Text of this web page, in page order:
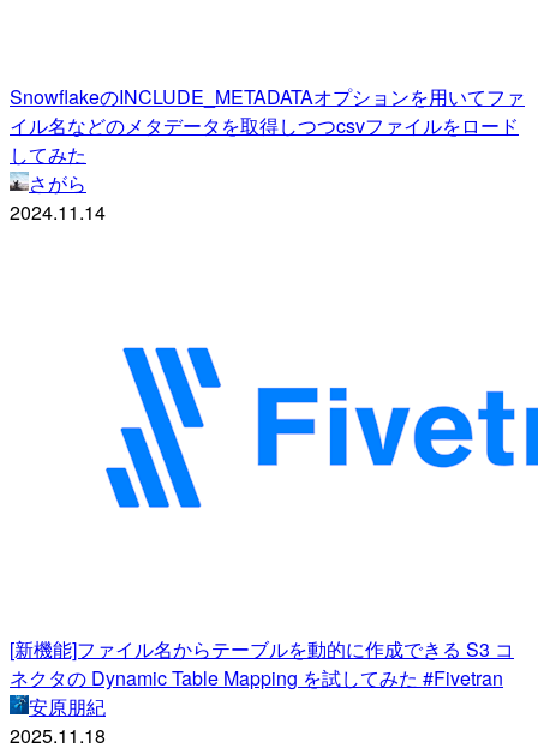
SnowflakeのINCLUDE_METADATAオプションを用いてファ
イル名などのメタデータを取得しつつcsvファイルをロード
してみた
さがら
2024.11.14
[新機能]ファイル名からテーブルを動的に作成できる S3 コ
ネクタの Dynamic Table Mapping を試してみた #Fivetran
安原朋紀
2025.11.18